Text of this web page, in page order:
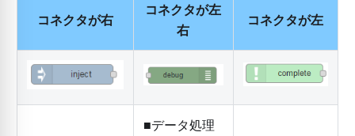
コネクタが右
コネクタが左
右
コネクタが左
■データ処理